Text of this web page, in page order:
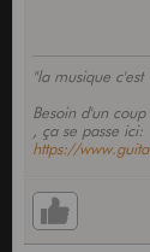
"la musique
Besoin d'un
, ça se passe ici:
https://